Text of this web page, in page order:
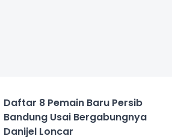
Daftar 8 Pemain Baru Persib
Bandung Usai Bergabungnya
Danijel Loncar